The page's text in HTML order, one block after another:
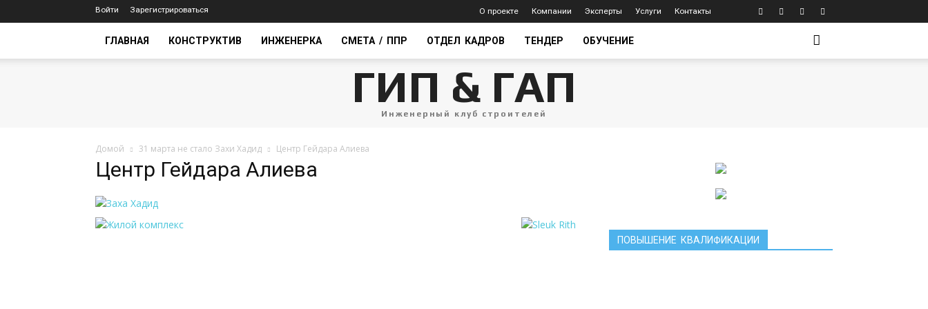
Войти Зарегистрироваться О проекте Компании Эксперты Услуги Контакты
ГЛАВНАЯ КОНСТРУКТИВ ИНЖЕНЕРКА СМЕТА / ППР ОТДЕЛ КАДРОВ ТЕНДЕР ОБУЧЕНИЕ
ГИП & ГАП
Инженерный клуб строителей
Домой 31 марта не стало Захи Хадид Центр Гейдара Алиева
Центр Гейдара Алиева
ПОВЫШЕНИЕ КВАЛИФИКАЦИИ